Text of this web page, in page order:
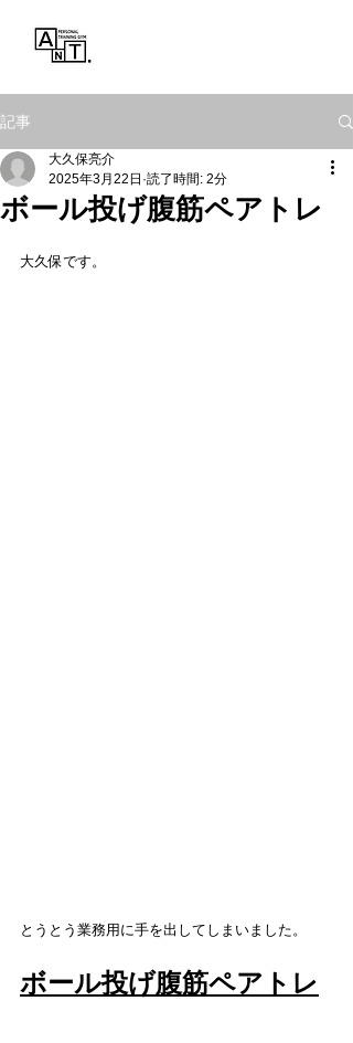
記事
ボール投げ腹筋ペアトレ
大久保亮介
2025年3月22日 読了時間: 2分
大久保です。
とうとう業務用に手を出してしまいました。
ボール投げ腹筋ペアトレ